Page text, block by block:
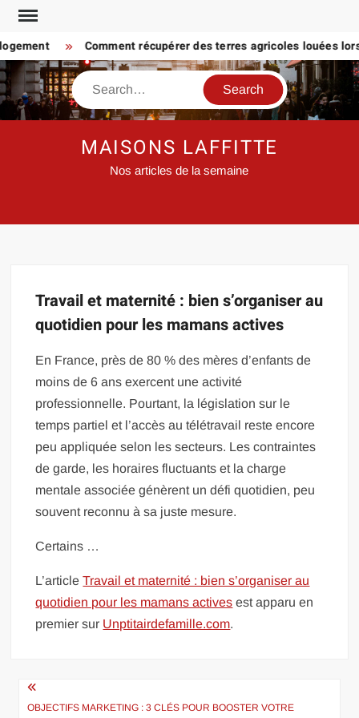
Skip
content
Comment récupérer des terres agricoles louées
Search
MAISONS LAFFITTE
Nos articles de la semaine
Travail et maternité : bien s’organiser au
quotidien pour les mamans actives
En France, près de 80 % des mères d’enfants de
moins de 6 ans exercent une activité
professionnelle. Pourtant, la législation sur le
temps partiel et l’accès au télétravail reste encore
peu appliquée selon les secteurs. Les contraintes
de garde, les horaires fluctuants et la charge
mentale associée génèrent un défi quotidien, peu
souvent reconnu à sa juste mesure.
Certains …
L’articleTravail et maternité : bien s’organiser au
quotidien pour les mamans actives est apparu en
premier sur Unptitairdefamille.com.
Navigation
OBJECTIFS MARKETING : 3 CLÉS POUR BOOSTER VOTRE